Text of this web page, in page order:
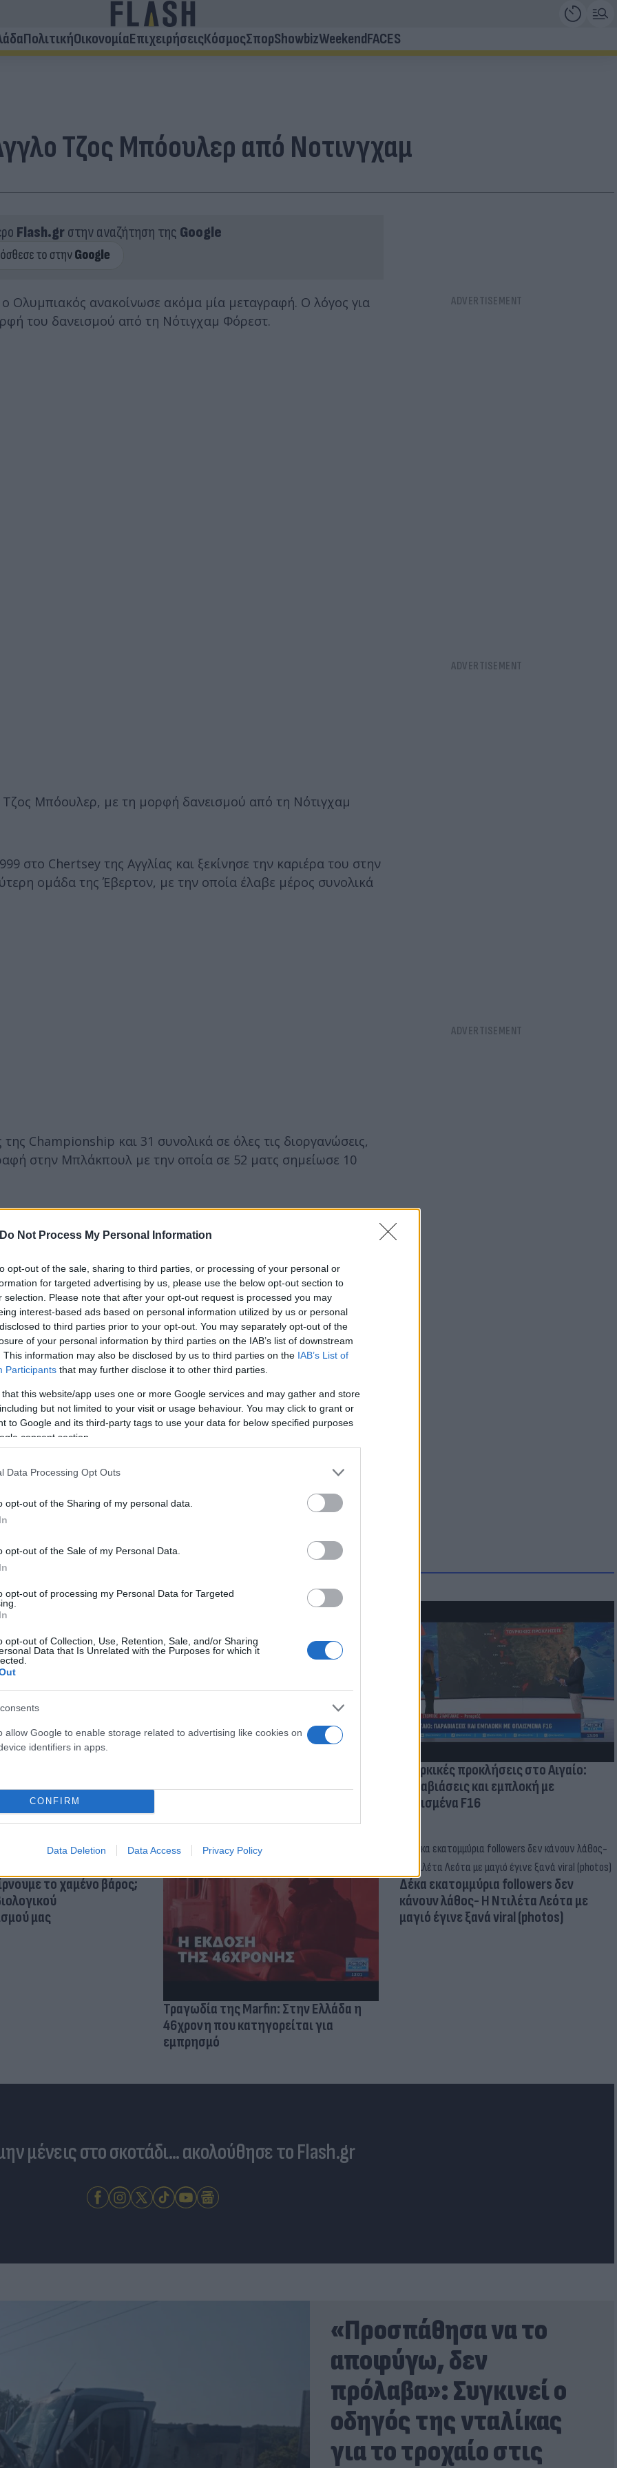
Do Not Process My Personal Information
opt-out of the sale, sharing to third parties, or processing of your personal or
for targeted advertising by us, please use the below opt-out section to
selection. Please note that after your opt-out request is processed you may
interest-based ads based on personal information utilized by us or personal
to third parties prior to your opt-out. You may separately opt-out of the
of your personal information by third parties on the IAB’s list of downstream
This information may also be disclosed by us to third parties on the IAB’s List of
Participants that may further disclose it to other third parties.
that this website/app uses one or more Google services and may gather and store
but not limited to your visit or usage behaviour. You may click to grant or
to Google and its third-party tags to use your data for below specified purposes
consent section.
Data Processing Opt Outs
opt-out of the Sharing of my personal data.
opt-out of the Sale of my Personal Data.
opt-out of processing my Personal Data for Targeted
opt-out of Collection, Use, Retention, Sale, and/or Sharing
Data that Is Unrelated with the Purposes for which it
allow Google to enable storage related to advertising like cookies on
identifiers in apps.
CONFIRM
Data Deletion Data Access Privacy Policy
ΠολιτικήΟικονομίαΕπιχειρήσειςΚόσμοςΣπορShowbizWeekendFACES
Τζος Μπόουλερ από Νοτινγχαμ
Flash.grστην αναζήτηση της Google
Ολυμπιακός ανακοίνωσε ακόμα μία μεταγραφή. Ο λόγος για
του δανεισμού από τη Νότιγχαμ Φόρεστ.
Μπόουλερ, με τη μορφή δανεισμού από τη Νότιγχαμ
στο Chertsey της Αγγλίας και ξεκίνησε την καριέρα του στην
ομάδα της Έβερτον, με την οποία έλαβε μέρος συνολικά
Championship και 31 συνολικά σε όλες τις διοργανώσεις,
στην Μπλάκπουλ με την οποία σε 52 ματς σημείωσε 10
Flash.grστην αναζήτηση τηςGoogle
στην παρουσίαση του
κόσμου στο γήπεδο
Skin dysmorphia: Όταν η εμμονή με το
«τέλειο» δέρμα αποτελεί πρόβλημα
Τουρκικές προκλήσεις στο Αιγαίο:
Παραβιάσεις και εμπλοκή με
οπλισμένα F16
το χαμένο βάρος;
μας
Τραγωδία της Marfin: Στην Ελλάδα η
46χρονη που κατηγορείται για
εμπρησμό
Δέκα εκατομμύρια followers δεν
κάνουν λάθος- Η Ντιλέτα Λεότα με
μαγιό έγινε ξανά viral (photos)
μένεις στο σκοτάδι... ακολούθησε το Flash.gr
«Προσπάθησα να το
αποφύγω, δεν
πρόλαβα»: Συγκινεί ο
οδηγός της νταλίκας
για το τροχαίο στις